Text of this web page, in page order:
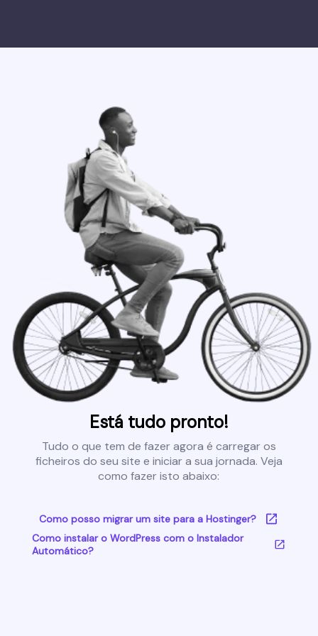
Está tudo pronto!
Tudo o que tem de fazer agora é carregar os
ficheiros do seu site e iniciar a sua jornada. Veja
como fazer isto abaixo:
Como posso migrar um site para a Hostinger?
Como instalar o WordPress com o Instalador
Automático?